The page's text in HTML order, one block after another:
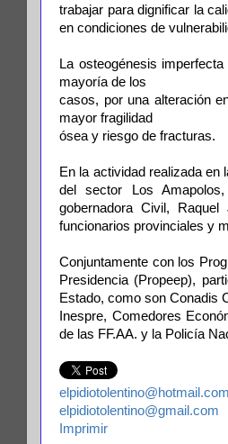
trabajar para dignificar la
en condiciones de
La osteogénesis
mayoría de los
casos, por una alteración
mayor fragilidad
ósea y riesgo de fracturas.
En la actividad realizada en
del sector Los
gobernadora Civil,
funcionarios provinciales y
Conjuntamente con los
Presidencia (Propeep),
Estado, como son Conadis
Inespre, Comedores
de las FF.AA. y la Policía
elpidiotolentino@hotmail.com
elpidiotolentino@gmail.com
Imprimir